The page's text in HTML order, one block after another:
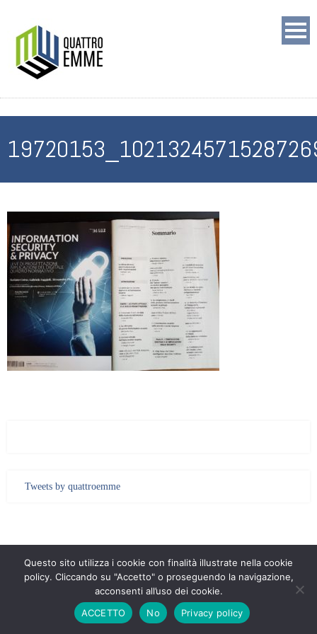
Tweets by quattroemme
Quattroemme Consulting S.r.l. - Sede: Via Monte Giberto, 33 - 00138 Roma -
Codice Fiscale / P. IVA 10366891009|PRIVACY
Questo sito utilizza i cookie con finalità illustrate nella cookie
policy. Cliccando su "Accetto" o proseguendo la navigazione,
acconsenti all’uso dei cookie.
ACCETTO
No Privacy policy